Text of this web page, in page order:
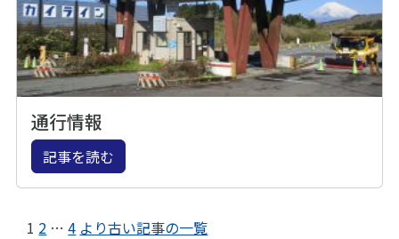
通行情報
記事を読む
1 2 … 4 より古い記事の一覧